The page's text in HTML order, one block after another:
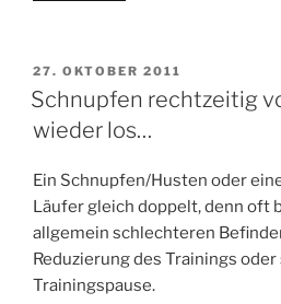
2011“
VERÖFFENTLICHT
AM
27. OKTOBER 2011
Schnupfen rechtzeitig
wieder los…
Ein Schnupfen/Husten oder
Läufer gleich doppelt, denn oft
allgemein schlechteren
Reduzierung des Trainings oder
Trainingspause.